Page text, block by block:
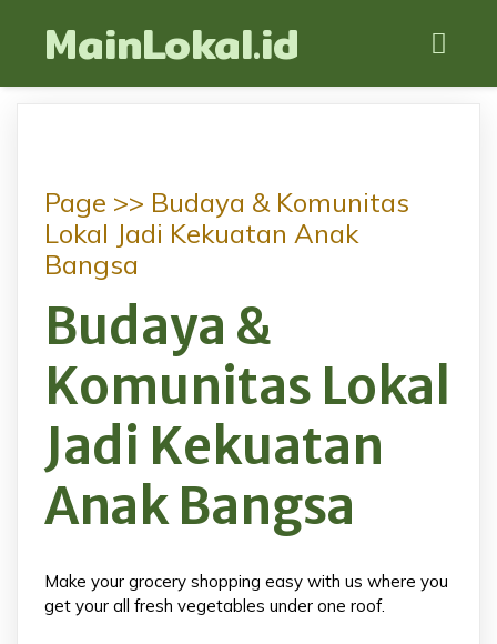
MainLokal.id
Page >> Budaya & Komunitas
Lokal Jadi Kekuatan Anak
Bangsa
Budaya &
Komunitas Lokal
Jadi Kekuatan
Anak Bangsa
Make your grocery shopping easy with us where you
get your all fresh vegetables under one roof.